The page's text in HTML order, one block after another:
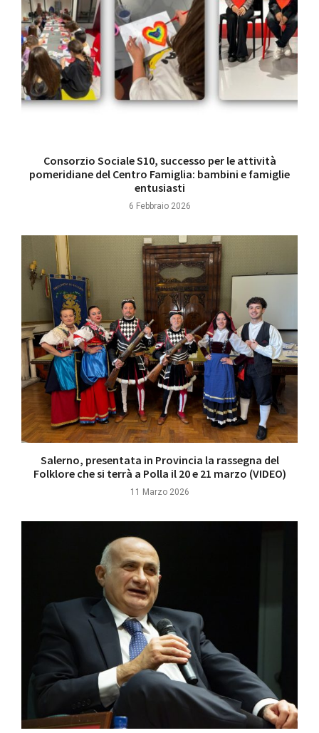
Consorzio Sociale S10, successo per le attività
pomeridiane del Centro Famiglia: bambini e famiglie
entusiasti
6 Febbraio 2026
Salerno, presentata in Provincia la rassegna del
Folklore che si terrà a Polla il 20 e 21 marzo (VIDEO)
11 Marzo 2026